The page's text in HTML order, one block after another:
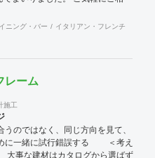
ニング・バー イタリアン・フレンチ
レーム
施工
のではなく、同じ方向を見て、
に一緒に試行錯誤する ＜考え
事な建材はカタログから選ばず